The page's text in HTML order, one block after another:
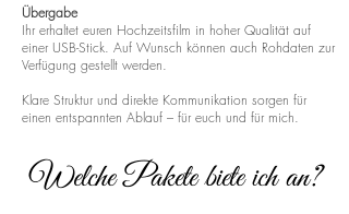
Übergabe
Ihr erhaltet euren Hochzeitsfilm in hoher Qualität auf
einer USB-Stick. Auf Wunsch können auch Rohdaten zur
Verfügung gestellt werden.
Klare Struktur und direkte Kommunikation sorgen für
einen entspannten Ablauf – für euch und für mich.
Welche Pakete biete ich an?